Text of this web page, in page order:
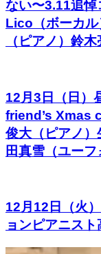
ない〜3.11追
Lico（ボーカル
（ピアノ）鈴
12月3日（日
friend’s Xmas
俊大（ピアノ
田真雪（ユーフ
12月12日（火
ョンピアニス